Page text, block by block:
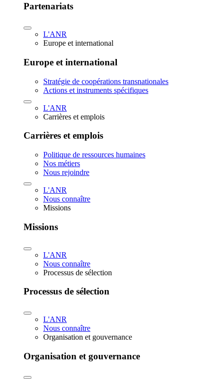
Partenariats
L'ANR
Europe et international
Europe et international
Stratégie de coopérations transnationales
Actions et instruments spécifiques
L'ANR
Carrières et emplois
Carrières et emplois
Politique de ressources humaines
Nos métiers
Nous rejoindre
L'ANR
Nous connaître
Missions
Missions
L'ANR
Nous connaître
Processus de sélection
Processus de sélection
L'ANR
Nous connaître
Organisation et gouvernance
Organisation et gouvernance